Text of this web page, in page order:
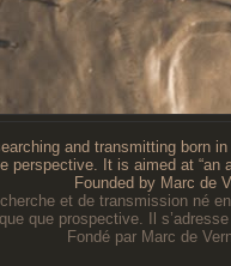
and transmitting born
perspective. It is aimed at “an
Founded by Marc de
et de transmission né
que prospective. Il
Fondé par Marc de